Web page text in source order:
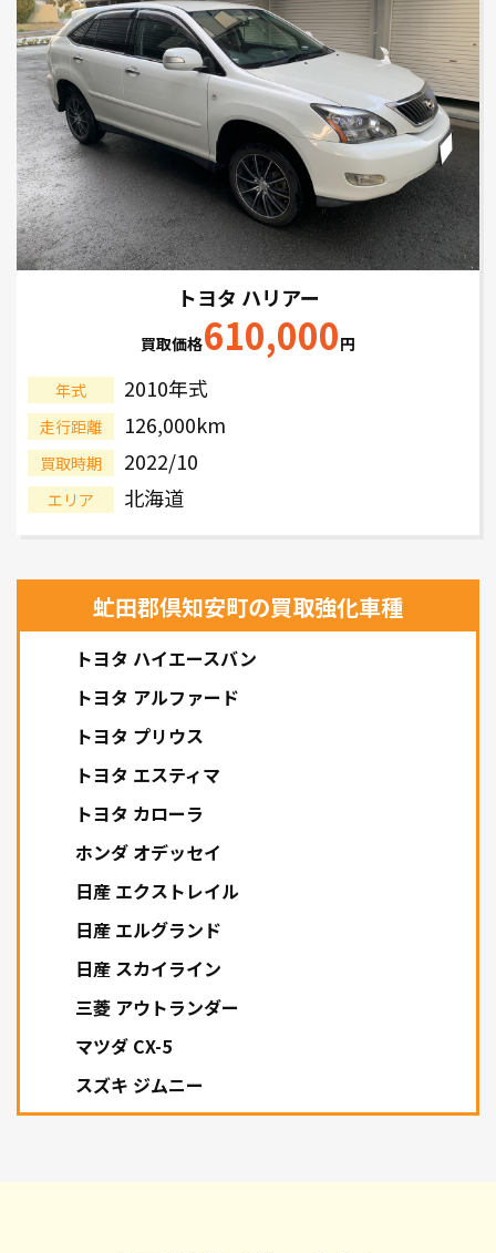
トヨタ ハリアー
買取価格610,000円
年式 2010年式
走行距離 126,000km
買取時期 2022/10
エリア 北海道
虻田郡倶知安町の買取強化車種
トヨタ ハイエースバン
トヨタ アルファード
トヨタ プリウス
トヨタ エスティマ
トヨタ カローラ
ホンダ オデッセイ
日産 エクストレイル
日産 エルグランド
日産 スカイライン
三菱 アウトランダー
マツダ CX-5
スズキ ジムニー